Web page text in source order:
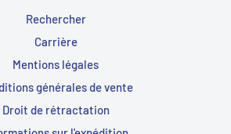
Rechercher
Carrière
Mentions légales
générales de vente
Droit de rétractation